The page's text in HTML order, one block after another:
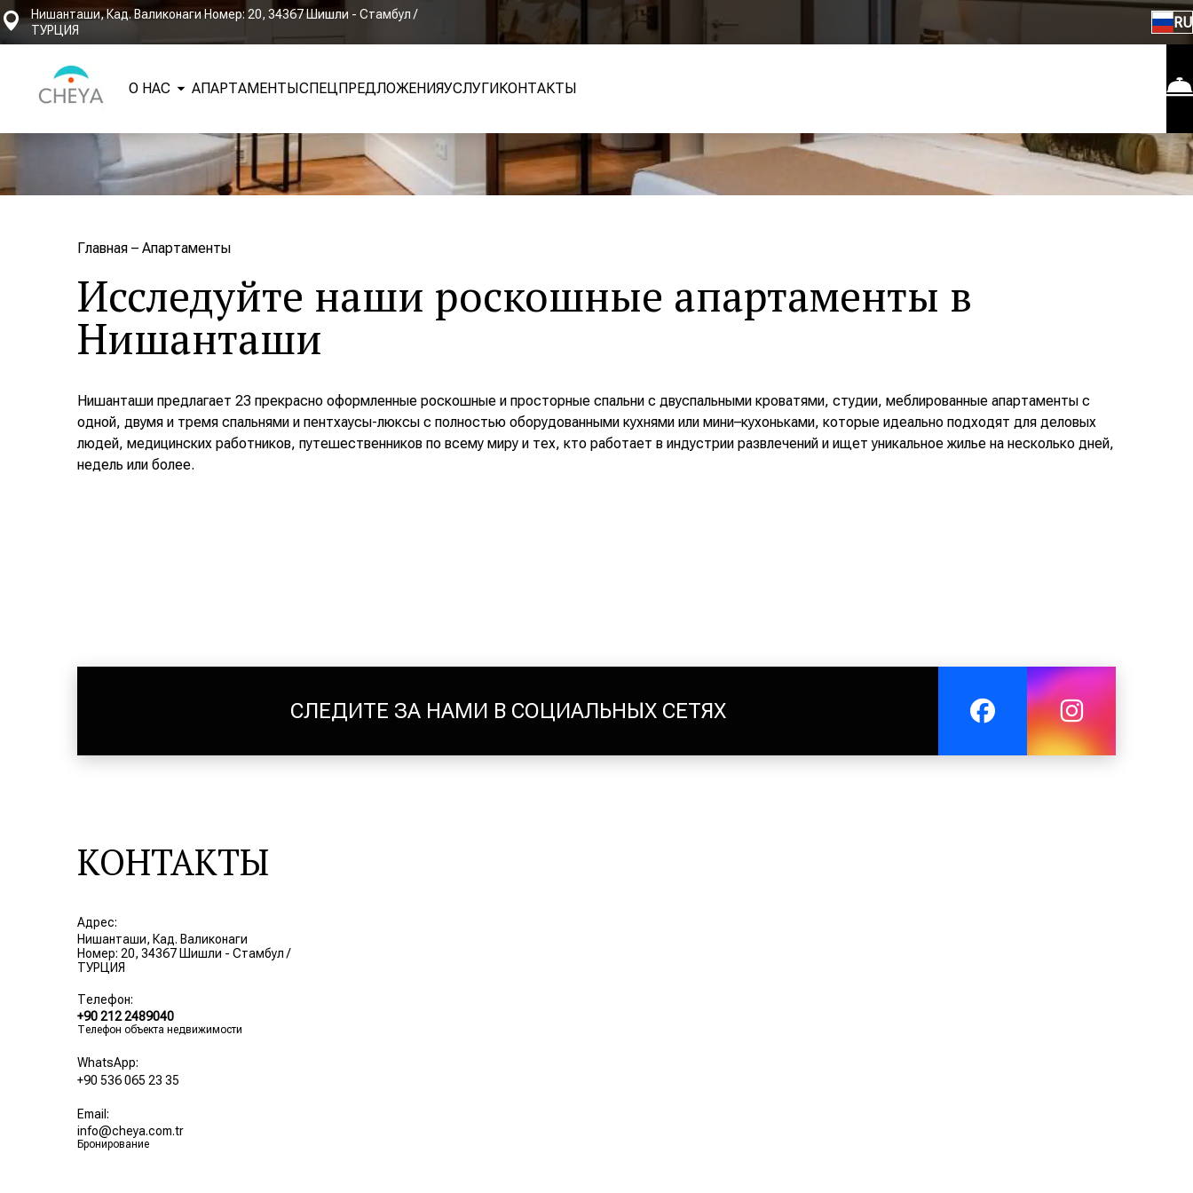
Нишанташи, Кад. Валиконаги Номер: 20, 34367 Шишли - Стамбул /
ТУРЦИЯ
RU
О НАС АПАРТАМЕНТЫСПЕЦПРЕДЛОЖЕНИЯУСЛУГИКОНТАКТЫ
Главная – Апартаменты
Исследуйте наши роскошные апартаменты в
Нишанташи
Нишанташи предлагает 23 прекрасно оформленные роскошные и просторные спальни с двуспальными кроватями, студии, меблированные апартаменты с
одной, двумя и тремя спальнями и пентхаусы-люксы с полностью оборудованными кухнями или мини–кухоньками, которые идеально подходят для деловых
людей, медицинских работников, путешественников по всему миру и тех, кто работает в индустрии развлечений и ищет уникальное жилье на несколько дней,
недель или более.
СЛЕДИТЕ ЗА НАМИ В СОЦИАЛЬНЫХ СЕТЯХ
КОНТАКТЫ
Адрес:
Нишанташи, Кад. Валиконаги
Номер: 20, 34367 Шишли - Стамбул /
ТУРЦИЯ
Телефон:
+90 212 2489040
Телефон объекта недвижимости
WhatsApp:
+90 536 065 23 35
Email:
info@cheya.com.tr
Бронирование